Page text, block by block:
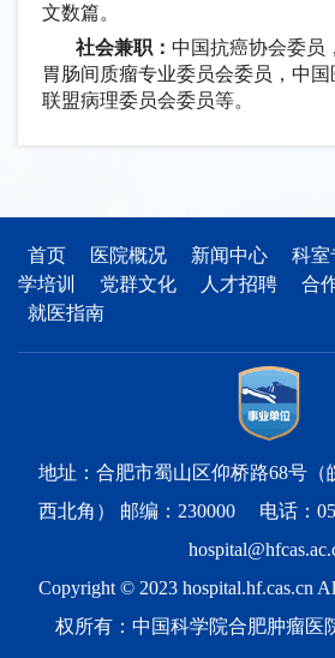
文数篇。
社会兼职：中国抗癌协会委员
胃肠间质瘤专业委员会委员，中
联盟病理委员会委员等。
首页 医院概况 新闻中心 科室
学培训
党群文化 人才招聘 合
就医指南
地址：合肥市蜀山区仰桥路68号（
西北角） 邮编：230000 电话：
Copyright © 2023 hospital.hf.cas.cn
权所有：中国科学院合肥肿瘤医